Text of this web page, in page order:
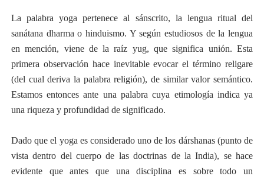
La palabra yoga pertenece al sánscrito, la lengua ritual del
sanátana dharma o hinduismo. Y según estudiosos de la lengua
en mención, viene de la raíz yug, que significa unión. Esta
primera observación hace inevitable evocar el término religare
(del cual deriva la palabra religión), de similar valor semántico.
Estamos entonces ante una palabra cuya etimología indica ya
una riqueza y profundidad de significado.
Dado que el yoga es considerado uno de los dárshanas (punto de
vista dentro del cuerpo de las doctrinas de la India), se hace
evidente que antes que una disciplina es sobre todo un